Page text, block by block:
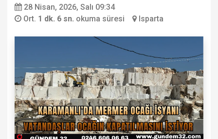
28 Nisan, 2026, Salı 09:34
Ort. 1 dk. 6 sn. okuma süresi Isparta